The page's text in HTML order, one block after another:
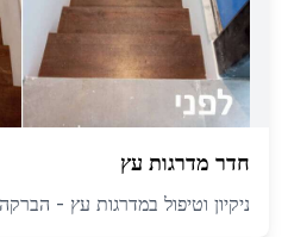
חדר מדרגות עץ
ניקיון וטיפול במדרגות עץ -